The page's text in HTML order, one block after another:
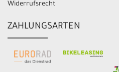
Widerrufsrecht
ZAHLUNGSARTEN